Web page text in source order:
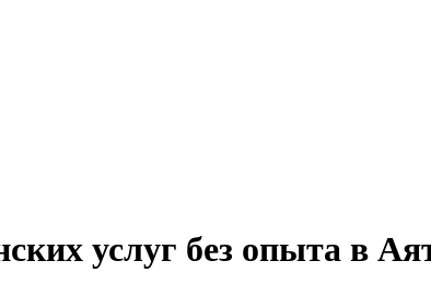
услуг без опыта в